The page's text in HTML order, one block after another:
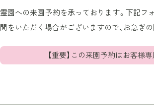
霊園への来園予約を承っております。下記フ
間をいただく場合がございますので、お急ぎ
【重要】この来園予約はお客様